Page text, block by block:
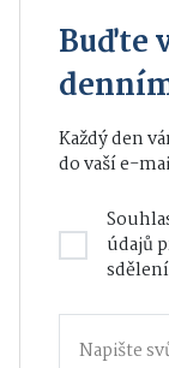
Buďte
Každý den
do vaší e-
údajů
sdělení